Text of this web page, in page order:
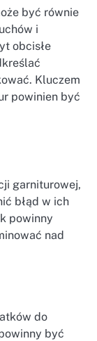
być równie
i
obcisłe
Kluczem
powinien być
garniturowej,
błąd w ich
powinny
nad
do
być